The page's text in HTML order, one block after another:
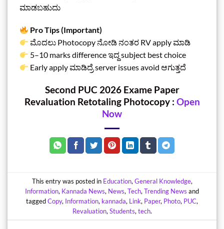
ಮಾಡಬಹುದು
Pro Tips (Important)
ಮೊದಲು Photocopy ನೋಡಿ ನಂತರ RV apply ಮಾಡಿ
5–10 marks difference ಇದ್ದ subject best choice
Early apply ಮಾಡಿದ್ರೆ server issues avoid ಆಗುತ್ತದೆ
Second PUC 2026 Exame Paper
Revaluation Retotaling Photocopy : Open
Now
This entry was posted in Education, General Knowledge,
Information, Kannada News, News, Tech, Trending News and
taggedCopy, Information, kannada, Link, Paper, Photo, PUC,
Revaluation, Students, tech.